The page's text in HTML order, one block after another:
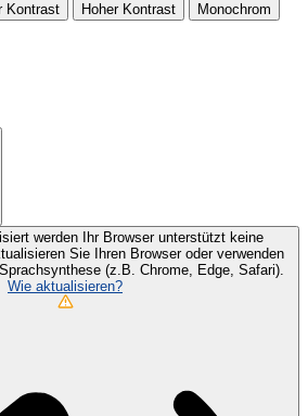
Kontrast Hoher Kontrast Monochrom
werden
Ihr Browser unterstützt keine
Sie Ihren Browser oder verwenden
(z.B. Chrome, Edge, Safari).
Wie aktualisieren?